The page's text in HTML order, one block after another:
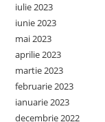
iulie 2023
iunie 2023
mai 2023
aprilie 2023
martie 2023
februarie 2023
ianuarie 2023
decembrie 2022